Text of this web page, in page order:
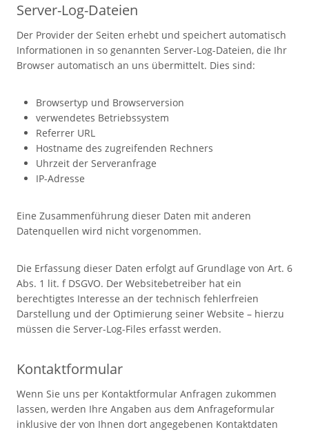
Server-Log-Dateien
Der Provider der Seiten erhebt und speichert automatisch
Informationen in so genannten Server-Log-Dateien, die Ihr
Browser automatisch an uns übermittelt. Dies sind:
Browsertyp und Browserversion
verwendetes Betriebssystem
Referrer URL
Hostname des zugreifenden Rechners
Uhrzeit der Serveranfrage
IP-Adresse
Eine Zusammenführung dieser Daten mit anderen
Datenquellen wird nicht vorgenommen.
Die Erfassung dieser Daten erfolgt auf Grundlage von Art. 6
Abs. 1 lit. f DSGVO. Der Websitebetreiber hat ein
berechtigtes Interesse an der technisch fehlerfreien
Darstellung und der Optimierung seiner Website – hierzu
müssen die Server-Log-Files erfasst werden.
Kontaktformular
Wenn Sie uns per Kontaktformular Anfragen zukommen
lassen, werden Ihre Angaben aus dem Anfrageformular
inklusive der von Ihnen dort angegebenen Kontaktdaten